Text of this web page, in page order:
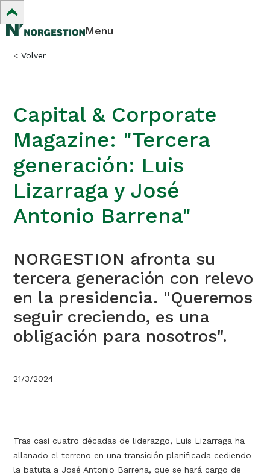
Menu
< Volver
Capital & Corporate
Magazine: "Tercera
generación: Luis
Lizarraga y José
Antonio Barrena"
NORGESTION afronta su
tercera generación con relevo
en la presidencia. "Queremos
seguir creciendo, es una
obligación para nosotros".
21/3/2024
Tras casi cuatro décadas de liderazgo, Luis Lizarraga ha
allanado el terreno en una transición planificada cediendo
la batuta a José Antonio Barrena, que se hará cargo de